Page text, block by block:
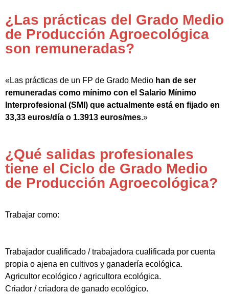
¿Las prácticas del Grado Medio
de Producción Agroecológica
son remuneradas?
«Las prácticas de un FP de Grado Medio han de ser
remuneradas como mínimo con el Salario Mínimo
Interprofesional (SMI) que actualmente está en fijado en
33,33 euros/día o 1.3913 euros/mes.»
¿Qué salidas profesionales
tiene el Ciclo de Grado Medio
de Producción Agroecológica?
Trabajar como:
Trabajador cualificado / trabajadora cualificada por cuenta
propia o ajena en cultivos y ganadería ecológica.
Agricultor ecológico / agricultora ecológica.
Criador / criadora de ganado ecológico.